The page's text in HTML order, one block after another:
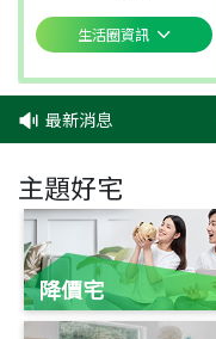
生活圈資訊
最新消息
主題好宅
降價宅